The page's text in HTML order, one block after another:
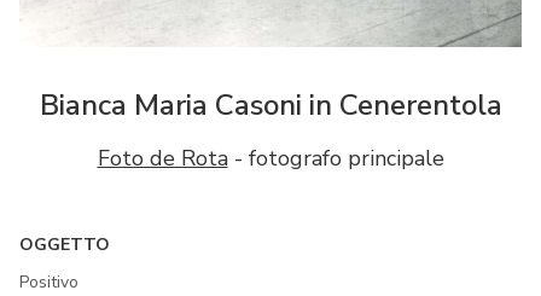
Bianca Maria Casoni in Cenerentola
Foto de Rota- fotografo principale
OGGETTO
Positivo